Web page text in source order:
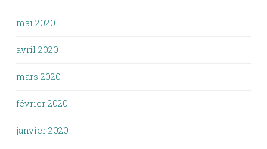
mai 2020
avril 2020
mars 2020
février 2020
janvier 2020